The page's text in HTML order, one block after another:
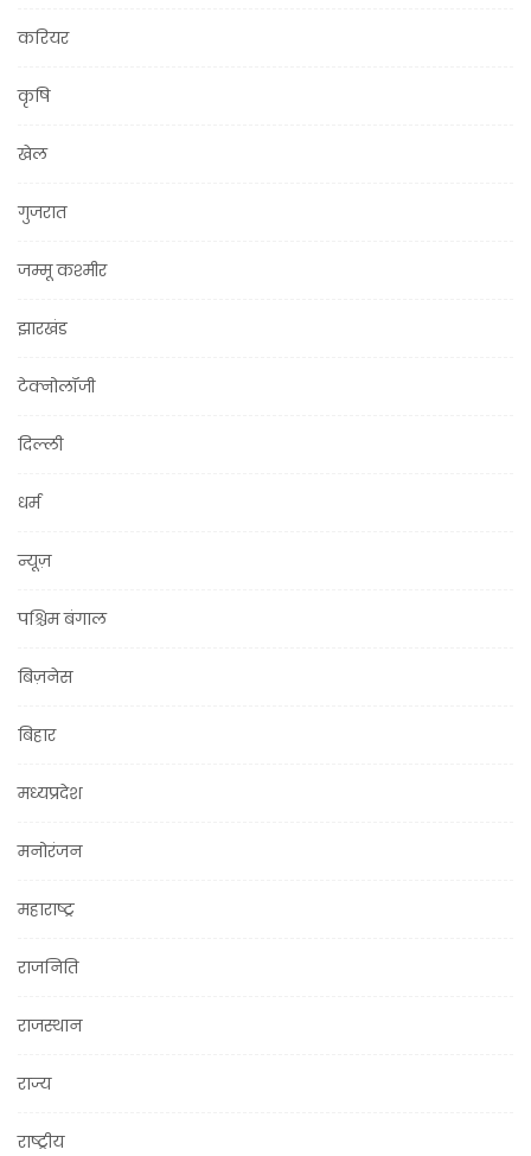
करियर
कृषि
खेल
गुजरात
जम्मू कश्मीर
झारखंड
टेक्नोलॉजी
दिल्ली
धर्म
न्यूज़
पश्चिम बंगाल
बिज़नेस
बिहार
मध्यप्रदेश
मनोरंजन
महाराष्ट्र
राजनिति
राजस्थान
राज्य
राष्ट्रीय